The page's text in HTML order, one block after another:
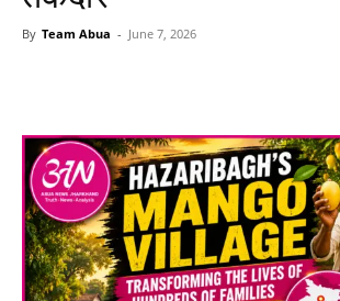
By Team Abua - June 7, 2026